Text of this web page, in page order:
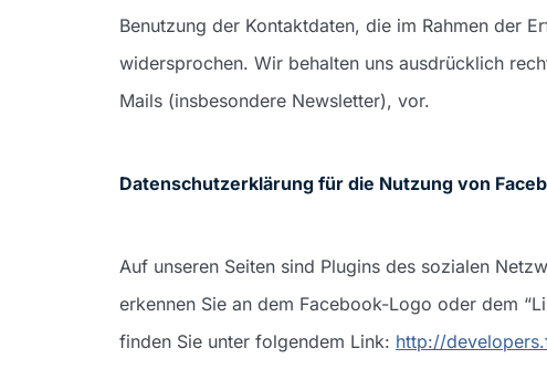
Benutzung der Kontaktdaten, die im Rahmen der
widersprochen. Wir behalten uns ausdrücklich
Mails (insbesondere Newsletter), vor.
Datenschutzerklärung für die Nutzung von
Auf unseren Seiten sind Plugins des sozialen
erkennen Sie an dem Facebook-Logo oder dem
finden Sie unter folgendem Link: http://